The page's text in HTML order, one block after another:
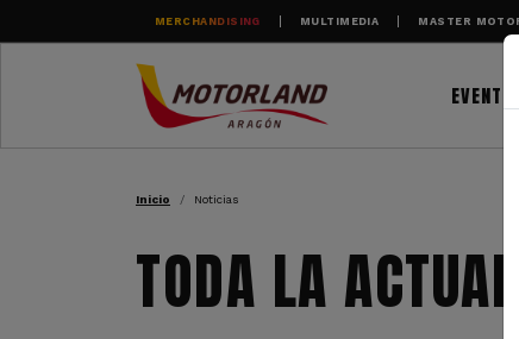
Pasar al contenido principal
MERCHANDISING MULTIMEDIA MASTER
EVENTOS
RUTA DE
Inicio Noticias
TODA LA